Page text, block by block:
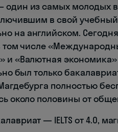
один из самых молодых
в свой
на английском.
том числе
и «Валютная
был только
полностью
около половины от
— IELTS от 4.0,